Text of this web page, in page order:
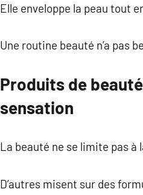
Elle enveloppe la peau tout
Une routine beauté n’a pas
Produits de
sensation
La beauté ne se limite pas à
D’autres misent sur des